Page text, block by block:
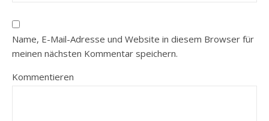
Name, E-Mail-Adresse und Website in diesem Browser für
meinen nächsten Kommentar speichern.
Kommentieren